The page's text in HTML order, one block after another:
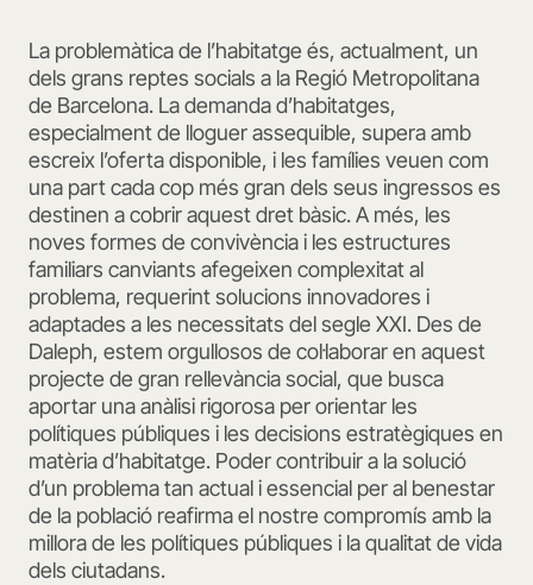
La problemàtica de l’habitatge és, actualment, un
dels grans reptes socials a la Regió Metropolitana
de Barcelona. La demanda d’habitatges,
especialment de lloguer assequible, supera amb
escreix l’oferta disponible, i les famílies veuen com
una part cada cop més gran dels seus ingressos es
destinen a cobrir aquest dret bàsic. A més, les
noves formes de convivència i les estructures
familiars canviants afegeixen complexitat al
problema, requerint solucions innovadores i
adaptades a les necessitats del segle XXI. Des de
Daleph, estem orgullosos de col·laborar en aquest
projecte de gran rellevància social, que busca
aportar una anàlisi rigorosa per orientar les
polítiques públiques i les decisions estratègiques en
matèria d’habitatge. Poder contribuir a la solució
d’un problema tan actual i essencial per al benestar
de la població reafirma el nostre compromís amb la
millora de les polítiques públiques i la qualitat de vida
dels ciutadans.